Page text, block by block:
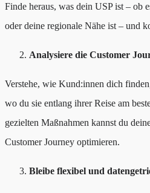
Finde heraus, was dein USP ist – ob
oder deine regionale Nähe ist – und
Analysiere die Customer
Verstehe, wie Kund:innen dich
wo du sie entlang ihrer Reise am
gezielten Maßnahmen kannst du
Customer Journey optimieren.
Bleibe flexibel und